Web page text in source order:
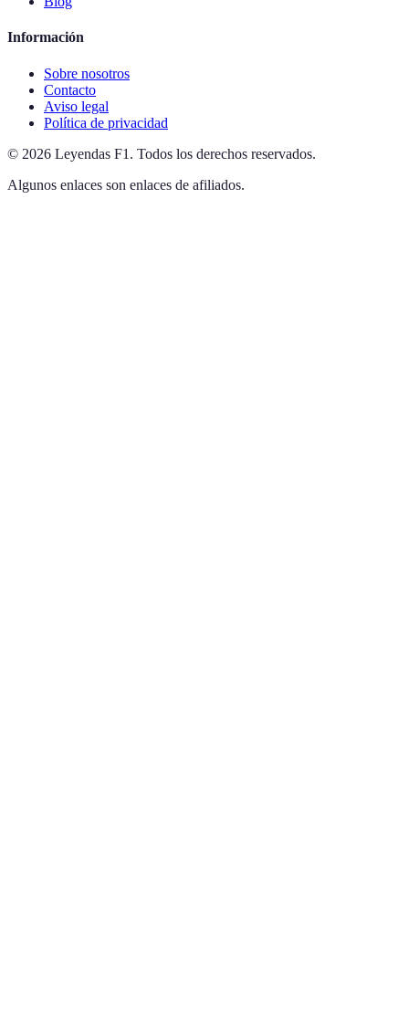
Información
Sobre nosotros
Contacto
Aviso legal
Política de privacidad
© 2026 Leyendas F1 . Todos los derechos reservados.
Algunos enlaces son enlaces de afiliados.